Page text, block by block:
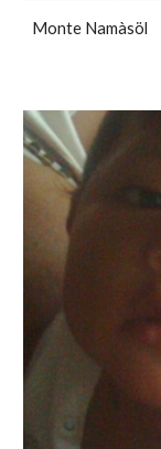
Monte Namàsöl